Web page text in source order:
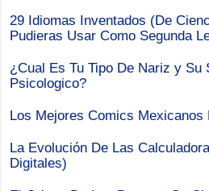
29 Idiomas Inventados (De
Pudieras Usar Como Segunda
¿Cual Es Tu Tipo De Nariz y Su
Psicologico?
Los Mejores Comics Mexicanos
La Evolución De Las
Digitales)